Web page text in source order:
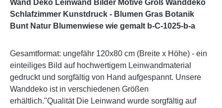
Wand Deko Leinwand Bilder Motive Groß Wanddeko
Schlafzimmer Kunstdruck - Blumen Gras Botanik
Bunt Natur Blumenwiese wie gemalt b-C-1025-b-a
Gesamtformat: ungefähr 120x80 cm (Breite x Höhe) - ein
einteiliges Bild auf hochwertigem Leinwandmaterial
gedruckt und sorgfältig von Hand aufgespannt. Unsere
Wanddeko ist in verschiedenen Größen
erhältlich."Qualität Die Leinwand wurde sorgfältig auf